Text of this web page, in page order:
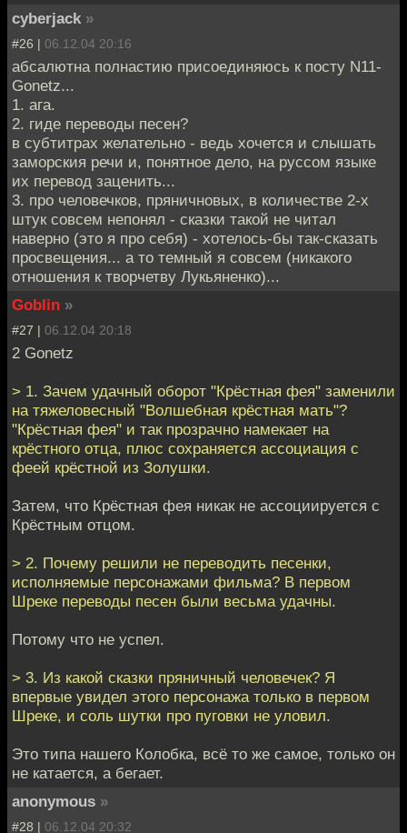
cyberjack »
#26 | 06.12.04 20:16
абсалютна полнастию присоединяюсь к посту N11-
Gonetz...
1. ага.
2. гиде переводы песен?
в субтитрах желательно - ведь хочется и слышать
заморския речи и, понятное дело, на руссом языке
их перевод заценить...
3. про человечков, пряничновых, в количестве 2-х
штук совсем непонял - сказки такой не читал
наверно (это я про себя) - хотелось-бы так-сказать
просвещения... а то темный я совсем (никакого
отношения к творчетву Лукьяненко)...
Goblin »
#27 | 06.12.04 20:18
2 Gonetz
> 1. Зачем удачный оборот "Крёстная фея" заменили
на тяжеловесный "Волшебная крёстная мать"?
"Крёстная фея" и так прозрачно намекает на
крёстного отца, плюс сохраняется ассоциация с
феей крёстной из Золушки.
Затем, что Крёстная фея никак не ассоциируется с
Крёстным отцом.
> 2. Почему решили не переводить песенки,
исполняемые персонажами фильма? В первом
Шреке переводы песен были весьма удачны.
Потому что не успел.
> 3. Из какой сказки пряничный человечек? Я
впервые увидел этого персонажа только в первом
Шреке, и соль шутки про пуговки не уловил.
Это типа нашего Колобка, всё то же самое, только он
не катается, а бегает.
anonymous »
#28 | 06.12.04 20:32